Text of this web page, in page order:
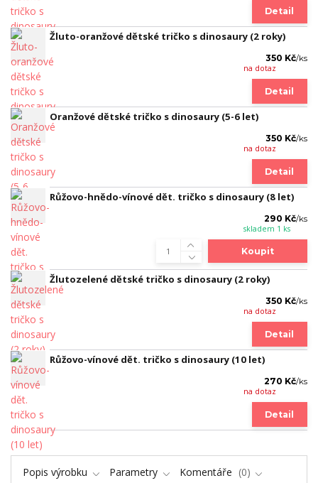
Detail
Žluto-oranžové dětské tričko s dinosaury (2 roky)
350 Kč/ks
na dotaz
Detail
Oranžové dětské tričko s dinosaury (5-6 let)
350 Kč/ks
na dotaz
Detail
Růžovo-hnědo-vínové dět. tričko s dinosaury (8 let)
290 Kč/ks
skladem 1 ks
Koupit
Žlutozelené dětské tričko s dinosaury (2 roky)
350 Kč/ks
na dotaz
Detail
Růžovo-vínové dět. tričko s dinosaury (10 let)
270 Kč/ks
na dotaz
Detail
Popis výrobku Parametry Komentáře 0